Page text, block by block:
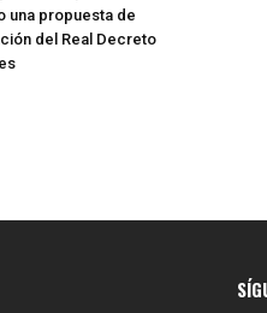
una propuesta de
del Real Decreto